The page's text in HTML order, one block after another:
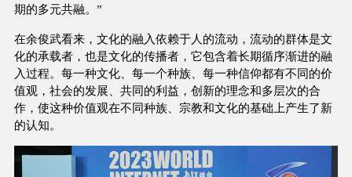
期的多元共融。”
在余俊武看来，文化的融入依赖于人的流动，流动的群体是文
化的承载者，也是文化的传播者，它包含着长期循序渐进的融
入过程。每一种文化、每一个种族、每一种信仰都有不同的价
值观，社会的发展、共同的利益，创新的理念和多层次的合
作，使这种价值观在不同种族、宗教和文化的基础上产生了新
的认知。